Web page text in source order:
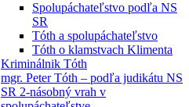
Spolupáchateľstvo podľa NS
SR
Tóth a spolupáchateľstvo
Tóth o klamstvach Klimenta
Kriminálnik Tóth
mgr. Peter Tóth – podľa judikátu NS
SR 2-násobný vrah v